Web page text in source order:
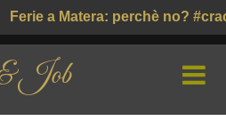
perchè no? #craco paese
Job